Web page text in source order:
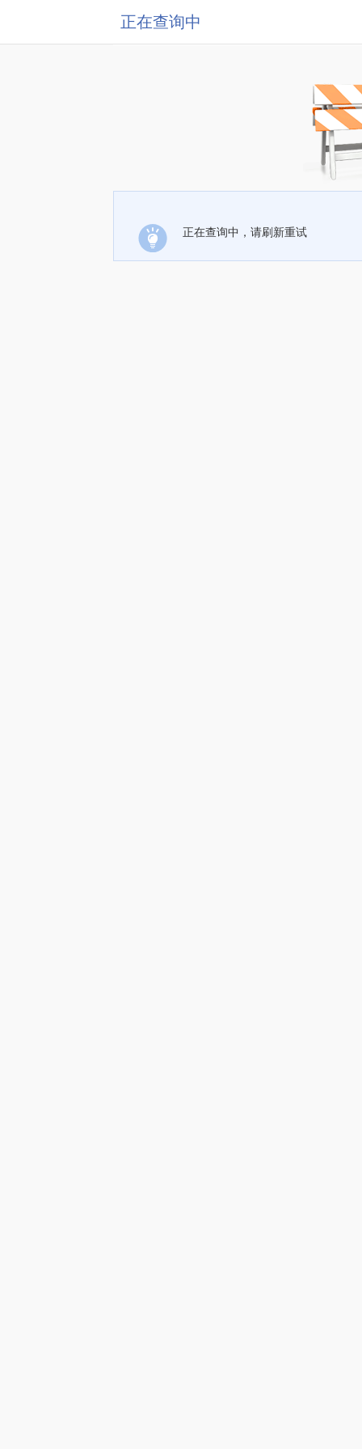
正在查询中
正在查询中，请刷新重试